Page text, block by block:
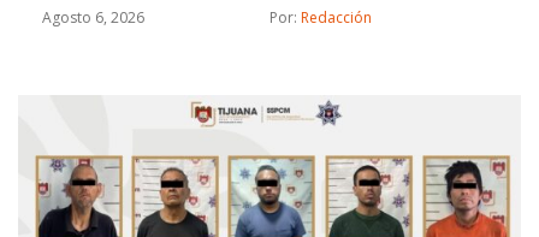
Agosto 6, 2026 Por: Redacción